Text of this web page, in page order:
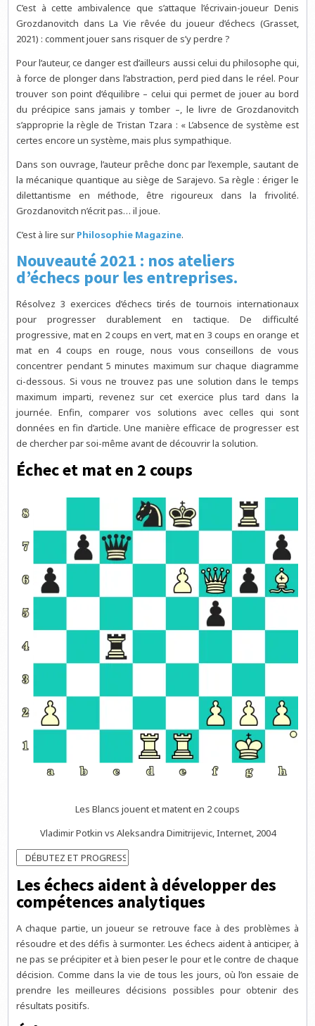
C’est à cette ambivalence que s’attaque l’écrivain-joueur Denis
Grozdanovitch dans La Vie rêvée du joueur d’échecs (Grasset,
2021) : comment jouer sans risquer de s’y perdre ?
Pour l’auteur, ce danger est d’ailleurs aussi celui du philosophe qui,
à force de plonger dans l’abstraction, perd pied dans le réel. Pour
trouver son point d’équilibre – celui qui permet de jouer au bord
du précipice sans jamais y tomber –, le livre de Grozdanovitch
s’approprie la règle de Tristan Tzara : « L’absence de système est
certes encore un système, mais plus sympathique.
Dans son ouvrage, l’auteur prêche donc par l’exemple, sautant de
la mécanique quantique au siège de Sarajevo. Sa règle : ériger le
dilettantisme en méthode, être rigoureux dans la frivolité.
Grozdanovitch n’écrit pas… il joue.
C’est à lire sur Philosophie Magazine.
Nouveauté 2021 : nos ateliers
d’échecs pour les entreprises.
Résolvez 3 exercices d’échecs tirés de tournois internationaux
pour progresser durablement en tactique. De difficulté
progressive, mat en 2 coups en vert, mat en 3 coups en orange et
mat en 4 coups en rouge, nous vous conseillons de vous
concentrer pendant 5 minutes maximum sur chaque diagramme
ci-dessous. Si vous ne trouvez pas une solution dans le temps
maximum imparti, revenez sur cet exercice plus tard dans la
journée. Enfin, comparer vos solutions avec celles qui sont
données en fin d’article. Une manière efficace de progresser est
de chercher par soi-même avant de découvrir la solution.
Échec et mat en 2 coups
Les Blancs jouent et matent en 2 coups
Vladimir Potkin vs Aleksandra Dimitrijevic, Internet, 2004
Les échecs aident à développer des
compétences analytiques
A chaque partie, un joueur se retrouve face à des problèmes à
résoudre et des défis à surmonter. Les échecs aident à anticiper, à
ne pas se précipiter et à bien peser le pour et le contre de chaque
décision. Comme dans la vie de tous les jours, où l’on essaie de
prendre les meilleures décisions possibles pour obtenir des
résultats positifs.